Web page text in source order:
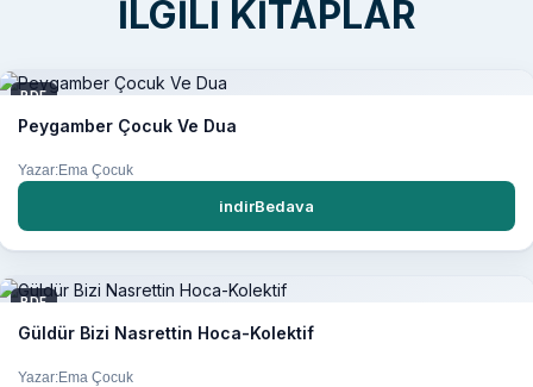
İLGILI KITAPLAR
PDF
Peygamber Çocuk Ve Dua
Yazar:Ema Çocuk
indirBedava
PDF
Güldür Bizi Nasrettin Hoca-Kolektif
Yazar:Ema Çocuk